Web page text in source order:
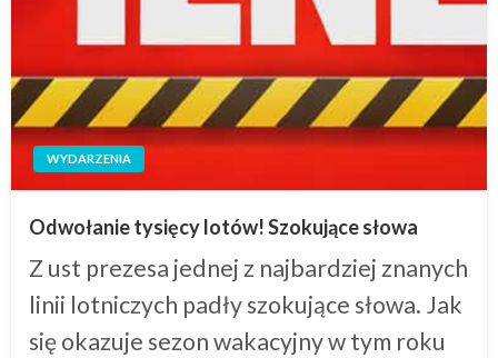
WYDARZENIA
Odwołanie tysięcy lotów! Szokujące słowa
Z ust prezesa jednej z najbardziej znanych
linii lotniczych padły szokujące słowa. Jak
się okazuje sezon wakacyjny w tym roku